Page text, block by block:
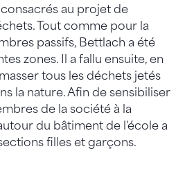
au projet de
Tout comme pour la
passifs, Bettlach a été
zones. Il a fallu ensuite, en
tous les déchets jetés
la nature. Afin de sensibiliser
de la société à la
du bâtiment de l'école a
filles et garçons.